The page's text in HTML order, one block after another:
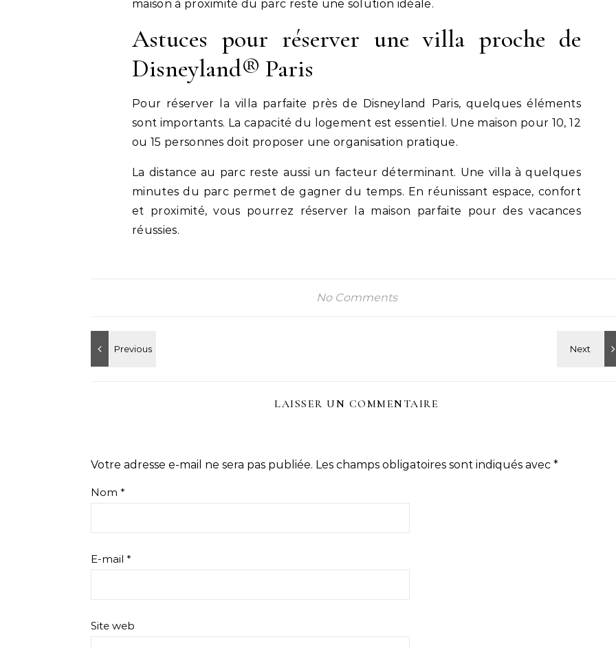
maison à proximité du parc reste une solution idéale.
Astuces pour réserver une villa proche de
Disneyland® Paris
Pour réserver la villa parfaite près de Disneyland Paris, quelques éléments
sont importants. La capacité du logement est essentiel. Une maison pour 10, 12
ou 15 personnes doit proposer une organisation pratique.
La distance au parc reste aussi un facteur déterminant. Une villa à quelques
minutes du parc permet de gagner du temps. En réunissant espace, confort
et proximité, vous pourrez réserver la maison parfaite pour des vacances
réussies.
No Comments
LAISSER UN COMMENTAIRE
Votre adresse e-mail ne sera pas publiée. Les champs obligatoires sont indiqués avec *
Nom *
E-mail *
Site web